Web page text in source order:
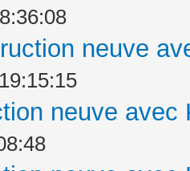
neuve
neuve avec